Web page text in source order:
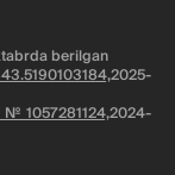
berilgan
2025-
1057281124,2024-